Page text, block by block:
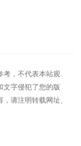
考，不代表本站观
文字侵犯了您的版
请注明转载网址、